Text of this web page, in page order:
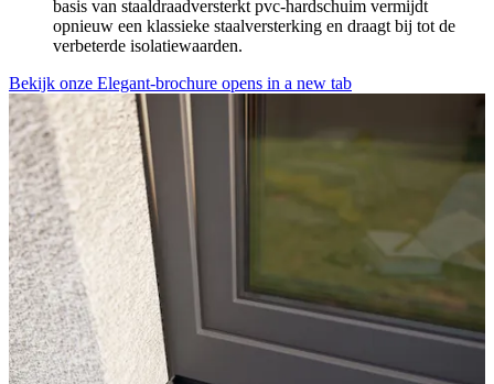
basis van staaldraadversterkt pvc-hardschuim vermijdt
opnieuw een klassieke staalversterking en draagt bij tot de
verbeterde isolatiewaarden.
Bekijk onze Elegant-brochure opens in a new tab